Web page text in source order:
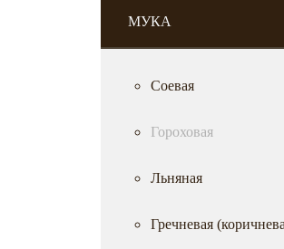
МУКА
Соевая
Гороховая
Льняная
Гречневая